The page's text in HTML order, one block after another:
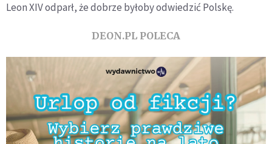
Leon XIV odparł, że dobrze byłoby odwiedzić Polskę.
DEON.PL POLECA